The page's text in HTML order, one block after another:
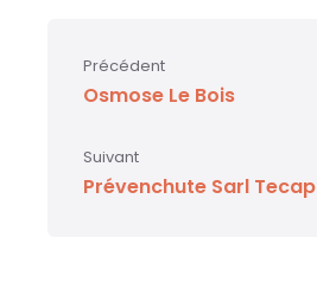
Précédent
Osmose Le Bois
Suivant
Prévenchute Sarl Tecap